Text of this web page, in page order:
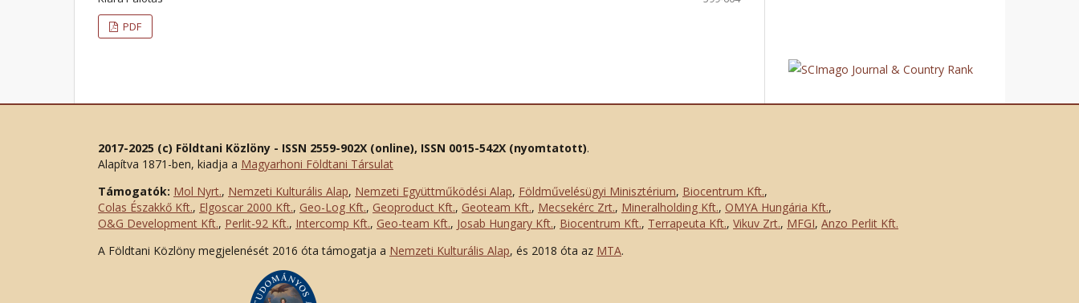
PDF
2017-2025 (c) Földtani Közlöny - ISSN 2559-902X (online), ISSN 0015-542X (nyomtatott).
Alapítva 1871-ben, kiadja a Magyarhoni Földtani Társulat
Támogatók: Mol Nyrt., Nemzeti Kulturális Alap, Nemzeti Együttműködési Alap, Földművelésügyi Minisztérium, Biocentrum Kft.,
Colas Északkő Kft., Elgoscar 2000 Kft., Geo-Log Kft., Geoproduct Kft., Geoteam Kft., Mecsekérc Zrt., Mineralholding Kft., OMYA Hungária Kft.,
O&G Development Kft., Perlit-92 Kft., Intercomp Kft., Geo-team Kft., Josab Hungary Kft., Biocentrum Kft., Terrapeuta Kft., Vikuv Zrt., MFGI, Anzo Perlit Kft.
A Földtani Közlöny megjelenését 2016 óta támogatja a Nemzeti Kulturális Alap, és 2018 óta az MTA.